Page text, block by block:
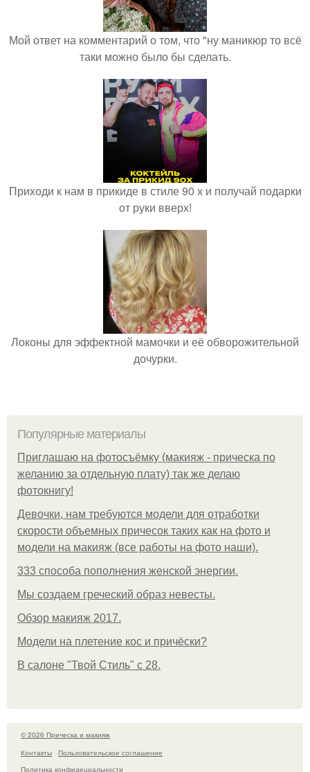
Мой ответ на комментарий о том, что "ну маникюр то всё
таки можно было бы сделать.
Приходи к нам в прикиде в стиле 90 х и получай подарки
от руки вверх!
Локоны для эффектной мамочки и её обворожительной
дочурки.
Популярные материалы
Приглашаю на фотосъёмку (макияж - прическа по
желанию за отдельную плату) так же делаю
фотокнигу!
Девочки, нам требуются модели для отработки
скорости объемных причесок таких как на фото и
модели на макияж (все работы на фото наши).
333 способа пополнения женской энергии.
Мы создаем греческий образ невесты.
Обзор макияж 2017.
Модели на плетение кос и причёски?
В салоне "Твой Стиль" с 28.
© 2026 Прическа и макияж
Контакты
Пользовательское соглашение
Политика конфидециальности